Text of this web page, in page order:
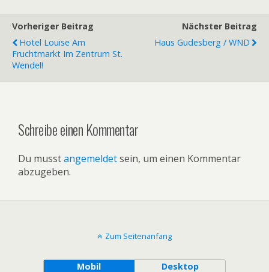
Vorheriger Beitrag
Hotel Louise Am
Fruchtmarkt Im Zentrum St.
Wendel!
Nächster Beitrag
Haus Gudesberg / WND
Schreibe einen Kommentar
Du musstangemeldetsein, um einen Kommentar
abzugeben.
Zum Seitenanfang
Mobil Desktop